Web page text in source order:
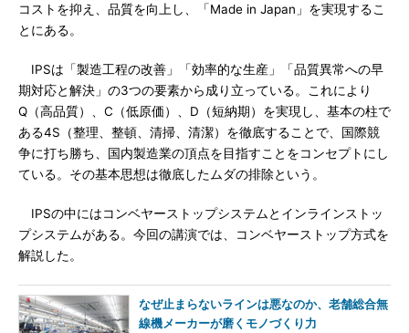
コストを抑え、品質を向上し、「Made in Japan」を実現するこ
とにある。
IPSは「製造工程の改善」「効率的な生産」「品質異常への早
期対応と解決」の3つの要素から成り立っている。これにより
Q（高品質）、C（低原価）、D（短納期）を実現し、基本の柱で
ある4S（整理、整頓、清掃、清潔）を徹底することで、国際競
争に打ち勝ち、国内製造業の頂点を目指すことをコンセプトにし
ている。その基本思想は徹底したムダの排除という。
IPSの中にはコンベヤーストップシステムとインラインストッ
プシステムがある。今回の講演では、コンベヤーストップ方式を
解説した。
なぜ止まらないラインは悪なのか、老舗総合無
線機メーカーが磨くモノづくり力